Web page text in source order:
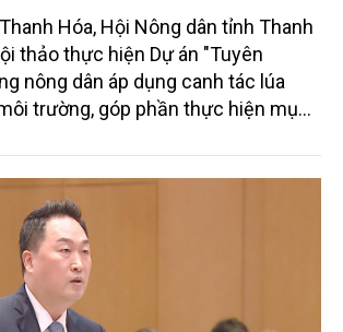
Hóa, Hội Nông dân tỉnh Thanh
thảo thực hiện Dự án "Tuyên
nông dân áp dụng canh tác lúa
trường, góp phần thực hiện mục
tham gia của đông đảo đại biểu đến
quản lý nhà nước, đơn vị nghiên cứu,
tác xã và nông dân đang trực
hình sản xuất lúa phát thải thấp.